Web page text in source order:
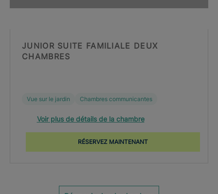
JUNIOR SUITE FAMILIALE DEUX
CHAMBRES
Vue sur le jardin Chambres communicantes
Voir plus de détails de la chambre
RÉSERVEZ MAINTENANT